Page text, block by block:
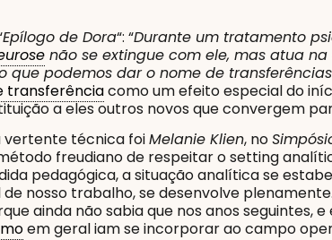
Epílogo de Dora“: “Durante um tratamento
não se extingue com ele, mas atua
que podemos dar o nome de transferências
transferênciacomo um efeito especial do
a eles outros novos que convergem
vertente técnica foiMelanie Klien, no
freudiano de respeitar o setting
pedagógica, a situação analítica se
nosso trabalho, se desenvolve
ainda não sabia que nos anos seguintes,
em geral iam se incorporar ao campo